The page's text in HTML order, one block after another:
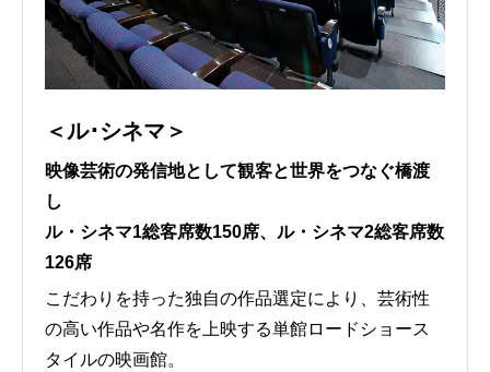
＜ル･シネマ＞
映像芸術の発信地として観客と世界をつなぐ橋渡
し
ル・シネマ1総客席数150席、ル・シネマ2総客席数
126席
こだわりを持った独自の作品選定により、芸術性
の高い作品や名作を上映する単館ロードショース
タイルの映画館。